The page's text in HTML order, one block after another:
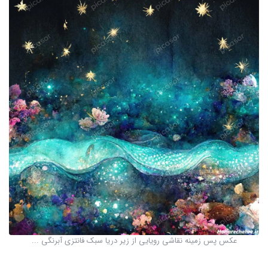
عکس پس زمینه نقاشی رویایی از زیر دریا سبک فانتزی آبرنگی ...